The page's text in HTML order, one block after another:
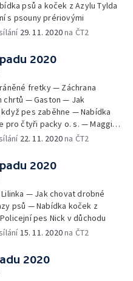
psů a koček z Azylu Tylda
s psouny prériovými
29. 11. 2020na ČT2
2020
fretky — Záchrana
chrtů — Gaston — Jak
pes zaběhne — Nabídka
pro čtyři packy o. s. — Maggie -
kočárku22. 11. 2020na ČT2
2020
Lilinka — Jak chovat drobné
psů — Nabídka koček z
pes Nick v důchodu
15. 11. 2020na ČT2
2020